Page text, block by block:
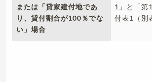
または「貸家建付地であ
り、貸付割合が100％でな
い」場合
1」と「第
付表1（別